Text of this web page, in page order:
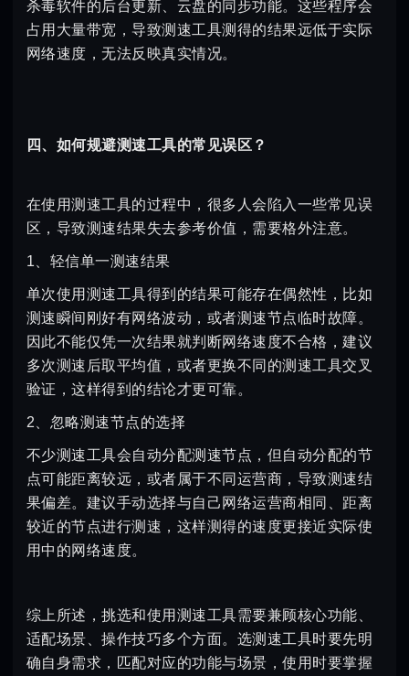
杀毒软件的后台更新、云盘的同步功能。这些程序会
占用大量带宽，导致测速工具测得的结果远低于实际
网络速度，无法反映真实情况。
四、如何规避测速工具的常见误区？
在使用测速工具的过程中，很多人会陷入一些常见误
区，导致测速结果失去参考价值，需要格外注意。
1、轻信单一测速结果
单次使用测速工具得到的结果可能存在偶然性，比如
测速瞬间刚好有网络波动，或者测速节点临时故障。
因此不能仅凭一次结果就判断网络速度不合格，建议
多次测速后取平均值，或者更换不同的测速工具交叉
验证，这样得到的结论才更可靠。
2、忽略测速节点的选择
不少测速工具会自动分配测速节点，但自动分配的节
点可能距离较远，或者属于不同运营商，导致测速结
果偏差。建议手动选择与自己网络运营商相同、距离
较近的节点进行测速，这样测得的速度更接近实际使
用中的网络速度。
综上所述，挑选和使用测速工具需要兼顾核心功能、
适配场景、操作技巧多个方面。选测速工具时要先明
确自身需求，匹配对应的功能与场景，使用时要掌握